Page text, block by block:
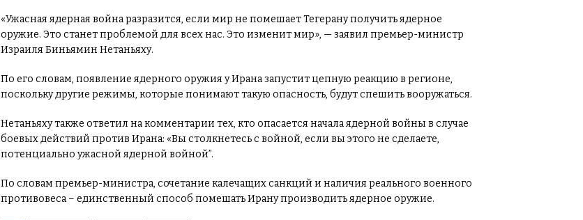
«Ужасная ядерная война разразится, если мир не помешает Тегерану получить ядерное
оружие. Это станет проблемой для всех нас. Это изменит мир», — заявил премьер-министр
Израиля Биньямин Нетаньяху.
По его словам, появление ядерного оружия у Ирана запустит цепную реакцию в регионе,
поскольку другие режимы, которые понимают такую опасность, будут спешить вооружаться.
Нетаньяху также ответил на комментарии тех, кто опасается начала ядерной войны в случае
боевых действий против Ирана: «Вы столкнетесь с войной, если вы этого не сделаете,
потенциально ужасной ядерной войной”.
По словам премьер-министра, сочетание калечащих санкций и наличия реального военного
противовеса – единственный способ помешать Ирану производить ядерное оружие.